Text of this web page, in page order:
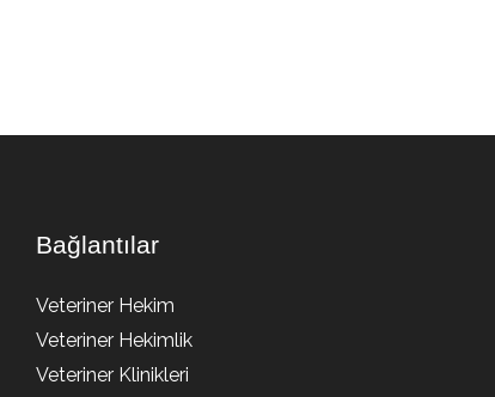
Bağlantılar
Veteriner Hekim
Veteriner Hekimlik
Veteriner Klinikleri